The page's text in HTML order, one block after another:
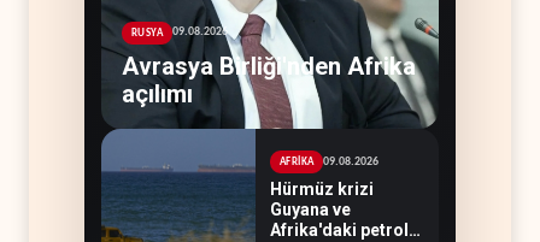
RUSYA 09.08.2026
Avrasya Birliği'nden Afrika
açılımı
AFRİKA 09.08.2026
Hürmüz krizi
Guyana ve
Afrika'daki petrol